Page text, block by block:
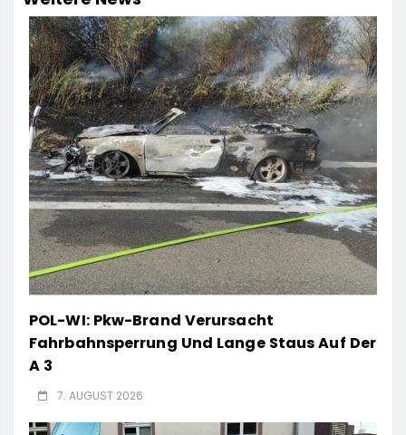
POL-WI: Pkw-Brand Verursacht
Fahrbahnsperrung Und Lange Staus Auf Der
A 3
7. AUGUST 2026